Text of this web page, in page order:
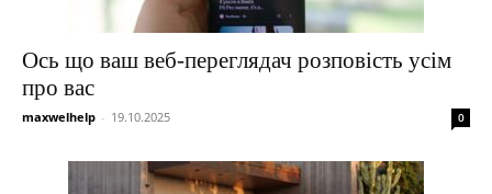
Ось що ваш веб-переглядач розповість усім
про вас
maxwelhelp - 19.10.2025 0